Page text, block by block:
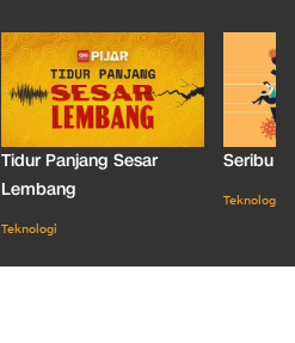
Tidur Panjang Sesar
Lembang
Teknologi
Seribu
Teknologi